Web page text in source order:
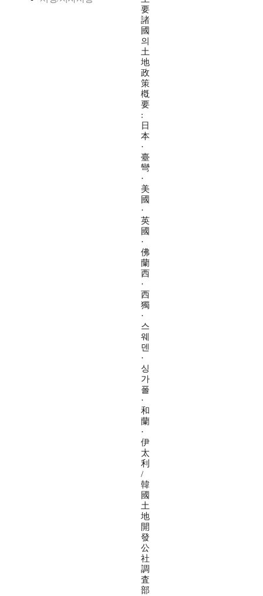
要
諸
國
의
土
地
政
策
槪
要
:
日
本
·
臺
彎
·
美
國
·
英
國
·
佛
蘭
西
·
西
獨
·
스
웨
덴
·
싱
가
폴
·
和
蘭
·
伊
太
利
/
韓
國
土
地
開
發
公
社
調
査
部